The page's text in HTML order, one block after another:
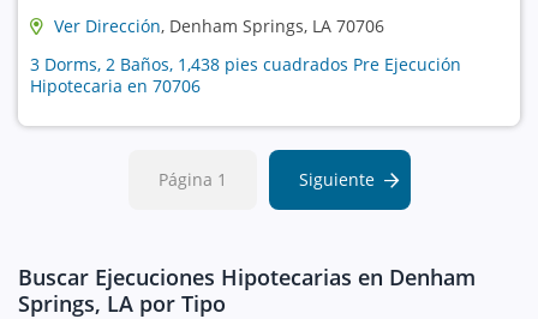
Ver Dirección, Denham Springs, LA 70706
3 Dorms, 2 Baños, 1,438 pies cuadrados Pre Ejecución
Hipotecaria en 70706
Página 1 Siguiente
Buscar Ejecuciones Hipotecarias en Denham
Springs, LA por Tipo